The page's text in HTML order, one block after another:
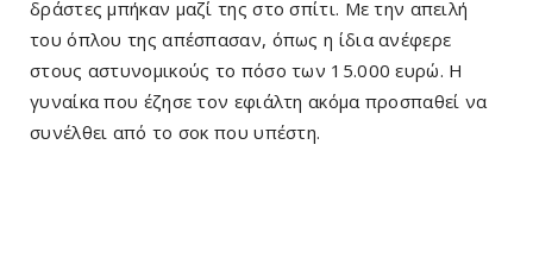
δράστες μπήκαν μαζί της στο σπίτι. Με την απειλή
του όπλου της απέσπασαν, όπως η ίδια ανέφερε
στους αστυνομικούς το πόσο των 15.000 ευρώ. Η
γυναίκα που έζησε τον εφιάλτη ακόμα προσπαθεί να
συνέλθει από το σοκ που υπέστη.